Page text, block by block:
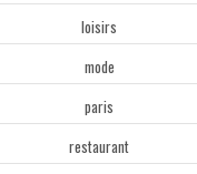
loisirs
mode
paris
restaurant